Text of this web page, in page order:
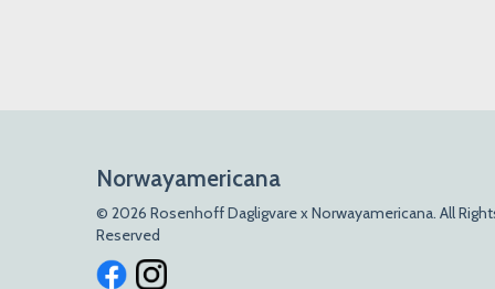
Norwayamericana
© 2026 Rosenhoff Dagligvare x Norwayamericana. All
Reserved